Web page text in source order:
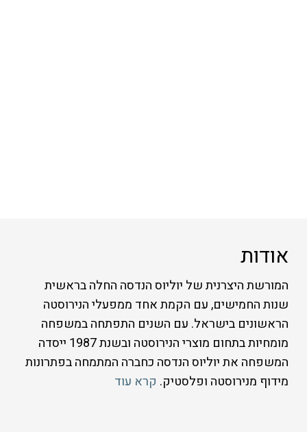
אודות
המורשת היצרנית של יוליוס הנדסה החלה בראשית
שנות החמישים, עם הקמת אחד ממפעלי הנירוסטה
הראשונים בישראל. עם השנים התפתחה במשפחה
מומחיות בתחום מוצרי הנירוסטה ובשנת 1987 ייסדה
המשפחה את יוליוס הנדסה כחברה המתמחה בפתרונות
מידוף מנירוסטה ופלסטיק. קרא עוד